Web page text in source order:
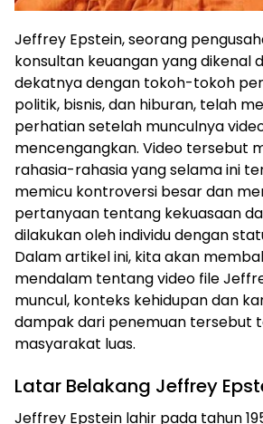
Jeffrey Epstein, seorang
konsultan keuangan yang dikenal
dekatnya dengan tokoh-tokoh
politik, bisnis, dan hiburan, telah
perhatian setelah munculnya
mencengangkan. Video tersebut
rahasia-rahasia yang selama ini
memicu kontroversi besar dan
pertanyaan tentang kekuasaan
dilakukan oleh individu dengan
Dalam artikel ini, kita akan
mendalam tentang video file
muncul, konteks kehidupan dan
dampak dari penemuan tersebut
masyarakat luas.
Latar Belakang Jeffrey
Jeffrey Epstein lahir pada tahun